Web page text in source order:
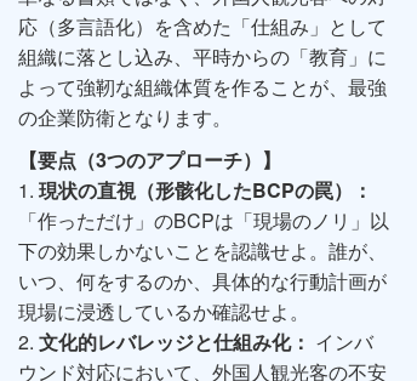
応（多言語化）を含めた「仕組み」として
組織に落とし込み、平時からの「教育」に
よって強靭な組織体質を作ることが、最強
の企業防衛となります。
【要点（3つのアプローチ）】
1. 現状の直視（形骸化したBCPの罠）：
「作っただけ」のBCPは「現場のノリ」以
下の効果しかないことを認識せよ。誰が、
いつ、何をするのか、具体的な行動計画が
現場に浸透しているか確認せよ。
2. 文化的レバレッジと仕組み化： インバ
ウンド対応において、外国人観光客の不安